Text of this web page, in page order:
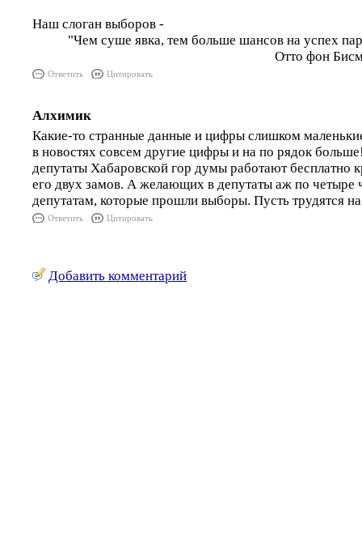
Наш слоган выборов -
"Чем суше явка, тем больше шансов на успех
Отто фон
Ответить Цитировать
Алхимик
Какие-то странные данные и цифры слишком
в новостях совсем другие цифры и на по рядок
депутаты Хабаровской гор думы работают бесплатно
его двух замов. А желающих в депутаты аж по четыре
депутатам, которые прошли выборы. Пусть трудятся
Ответить Цитировать
Добавить комментарий